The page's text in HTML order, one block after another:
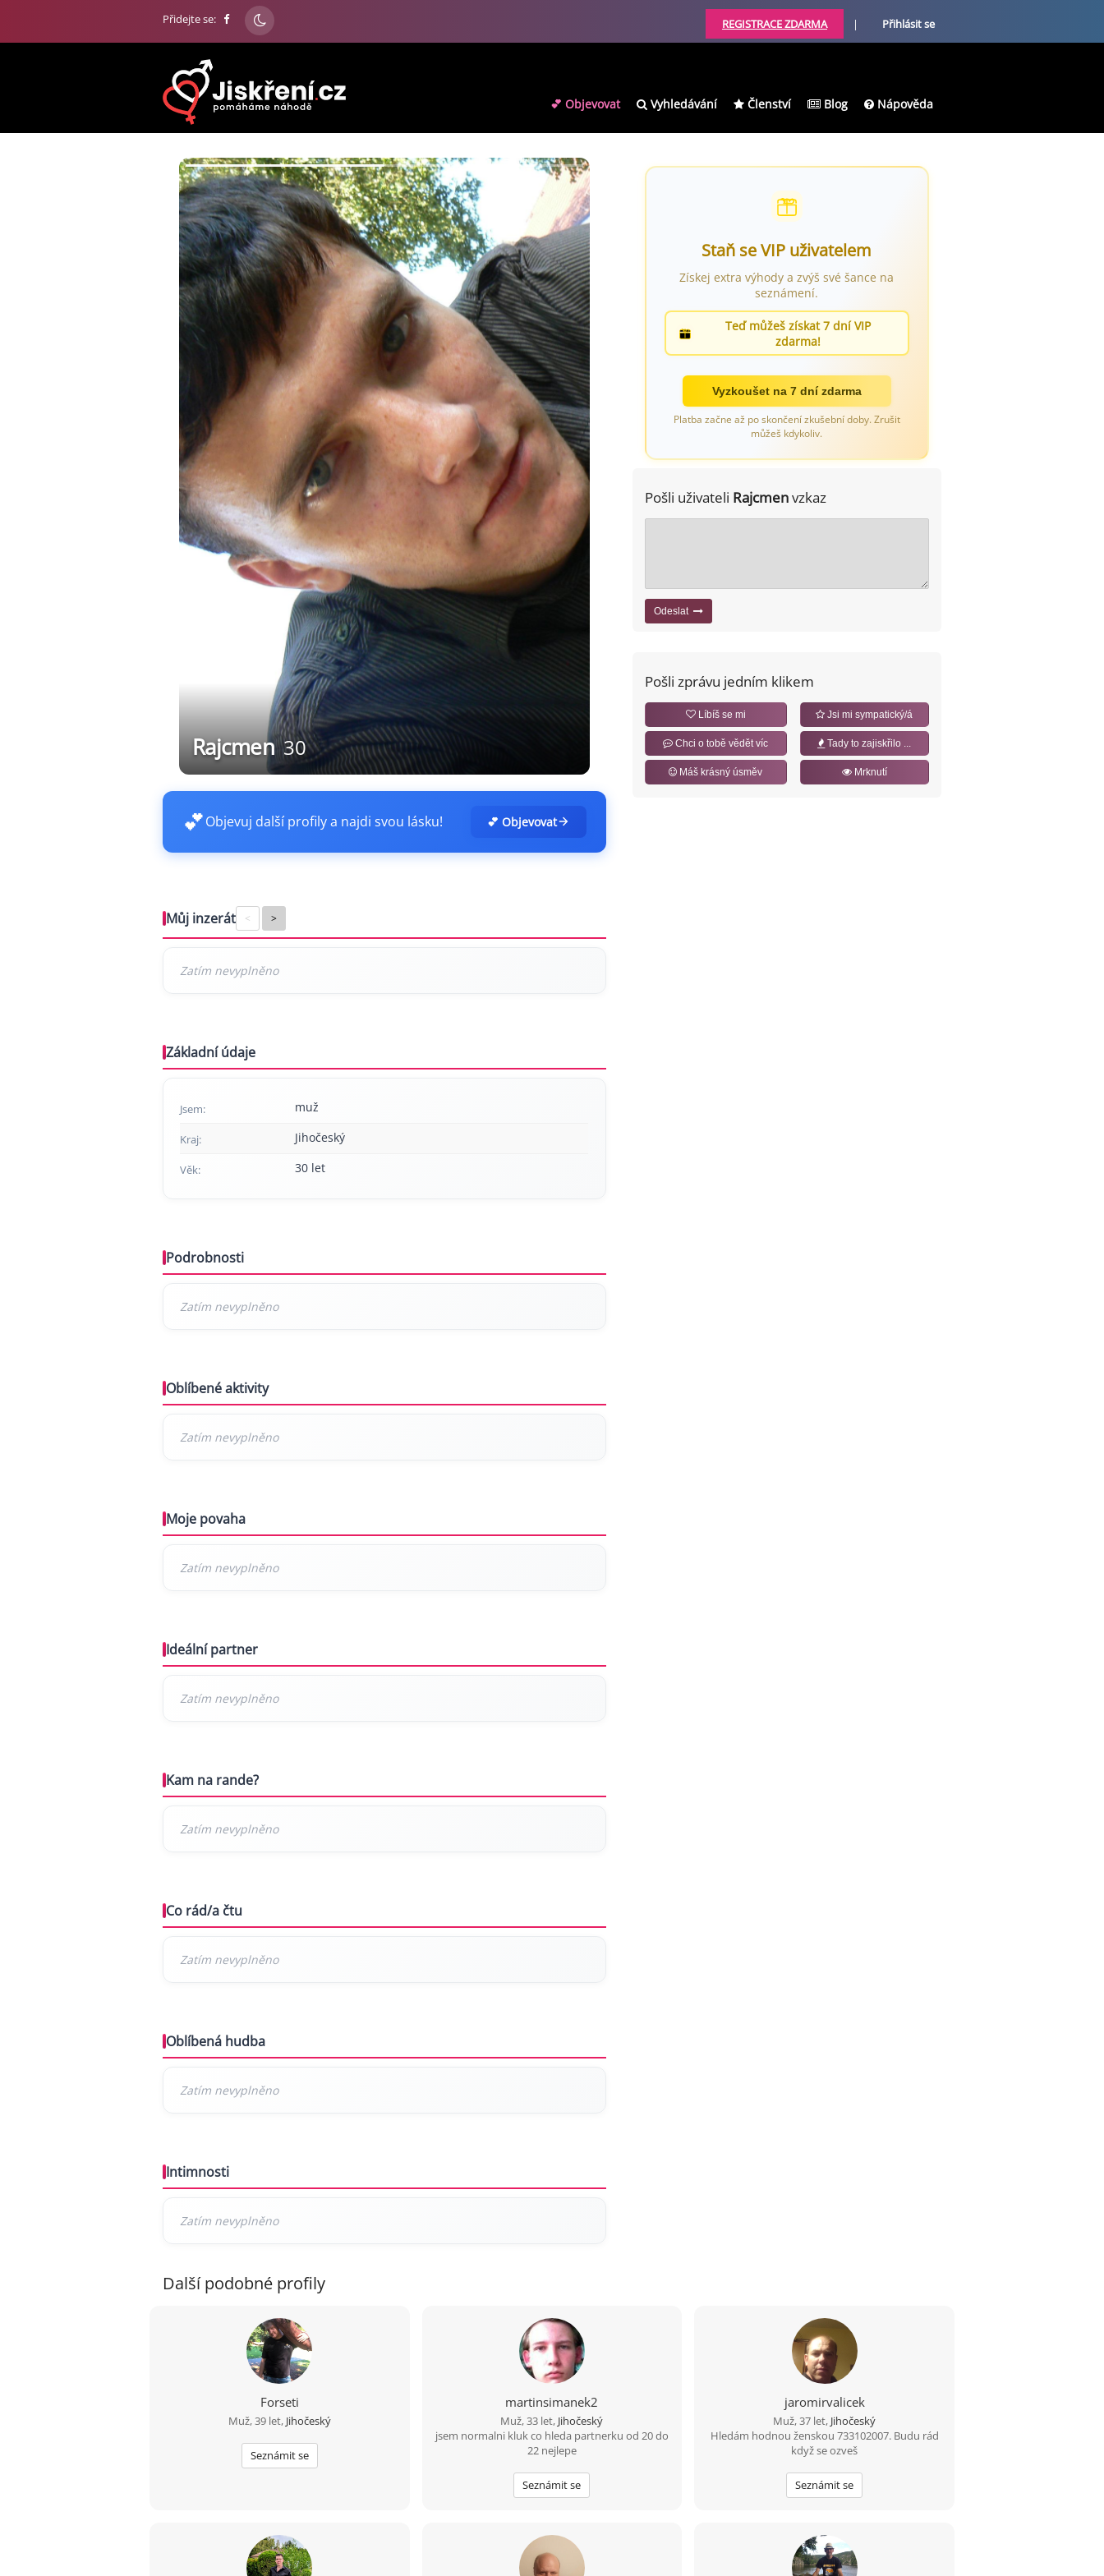
Přidejte se: REGISTRACE ZDARMA | Přihlásit se
💕 Objevovat Vyhledávání Členství Blog Nápověda
Rajcmen 30
💕Objevuj další profily a najdi svou lásku! 💕 Objevovat
Můj inzerát < >
Základní údaje
Jsem: muž
Kraj: Jihočeský
Věk: 30 let
Podrobnosti
Oblíbené aktivity
Moje povaha
Ideální partner
Kam na rande?
Co rád/a čtu
Oblíbená hudba
Intimnosti
Staň se VIP uživatelem
Získej extra výhody a zvýš své šance na
seznámení.
Teď můžeš získat 7 dní VIP
zdarma!
Vyzkoušet na 7 dní zdarma
Platba začne až po skončení zkušební doby. Zrušit
můžeš kdykoliv.
Pošli uživateli Rajcmenvzkaz
Odeslat
Pošli zprávu jedním klikem
Líbíš se mi Jsi mi sympatický/á
Chci o tobě vědět víc Tady to zajiskřilo ...
Máš krásný úsměv Mrknutí
Další podobné profily
Forseti
Muž, 39 let, Jihočeský
Seznámit se
martinsimanek2
Muž, 33 let, Jihočeský
jsem normalni kluk co hleda partnerku od 20 do
22 nejlepe
Seznámit se
jaromirvalicek
Muž, 37 let, Jihočeský
Hledám hodnou ženskou 733102007. Budu rád
když se ozveš
Seznámit se